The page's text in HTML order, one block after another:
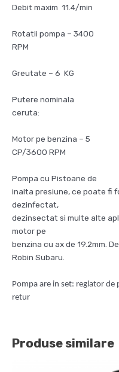
Debit maxim 11.4/min
Rotatii pompa – 3400
RPM
Greutate – 6 KG
Putere nominala
ceruta:
Motor pe benzina – 5
CP/3600 RPM
Pompa cu Pistoane de
inalta presiune, ce poate fi
dezinfectat,
dezinsectat si multe alte
motor pe
benzina cu ax de 19.2mm.
Robin Subaru.
Pompa are in set: reglator de
retur
Produse similare